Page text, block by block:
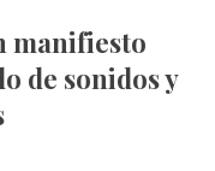
de sonidos y